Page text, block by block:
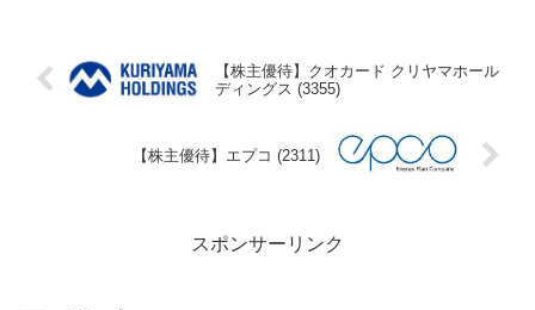
【株主優待】クオカード クリヤマホール
ディングス (3355)
【株主優待】エプコ (2311)
スポンサーリンク